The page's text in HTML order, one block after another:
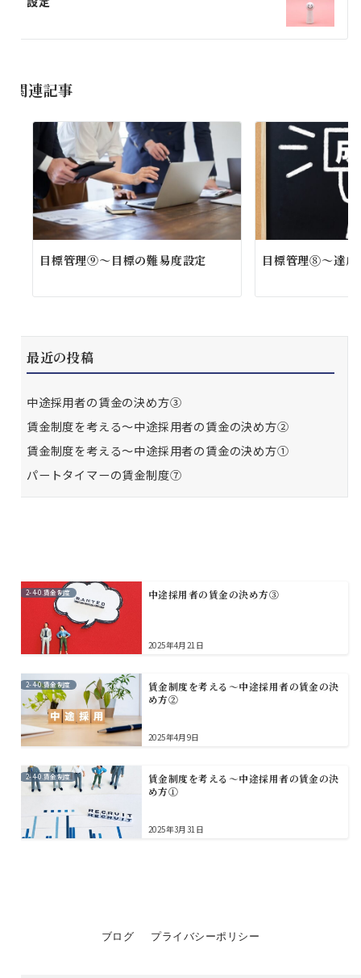
ー
シ
ン
関連記事
目標管理⑨～目標の難易度設定 目標管理⑧～達成
最近の投稿
中途採用者の賃金の決め方③
賃金制度を考える～中途採用者の賃金の決め方②
賃金制度を考える～中途採用者の賃金の決め方①
パートタイマーの賃金制度⑦
2-4-0.賃金制度 中途採用者の賃金の決め方③
2025年4月21日
2-4-0.賃金制度
賃金制度を考える～中途採用者の賃金の決
め方②
2025年4月9日
2-4-0.賃金制度
賃金制度を考える～中途採用者の賃金の決
め方①
2025年3月31日
ブログ プライバシーポリシー